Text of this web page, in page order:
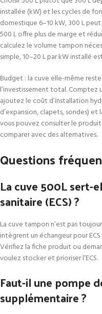
installée (kW) et les cycles de
domestique 6–10 kW, 300 L
500 L offre plus de marge et
calculez le volume tampon
simple, 10–20 L par kW installé
Budget : la cuve elle-même
l’investissement total.
ajoutez le coût d’installation
d’expansion, clapets, sondes)
vous pouvez consulter le
comparer avec des alternatives.
Questions
La cuve 500L sert-
sanitaire (ECS) ?
La cuve tampon n’est pas
intègrent un échangeur pour
Vérifiez la fiche produit ou
voulez stocker et prioriser l’ECS.
Faut-il une pompe
supplémentaire ?